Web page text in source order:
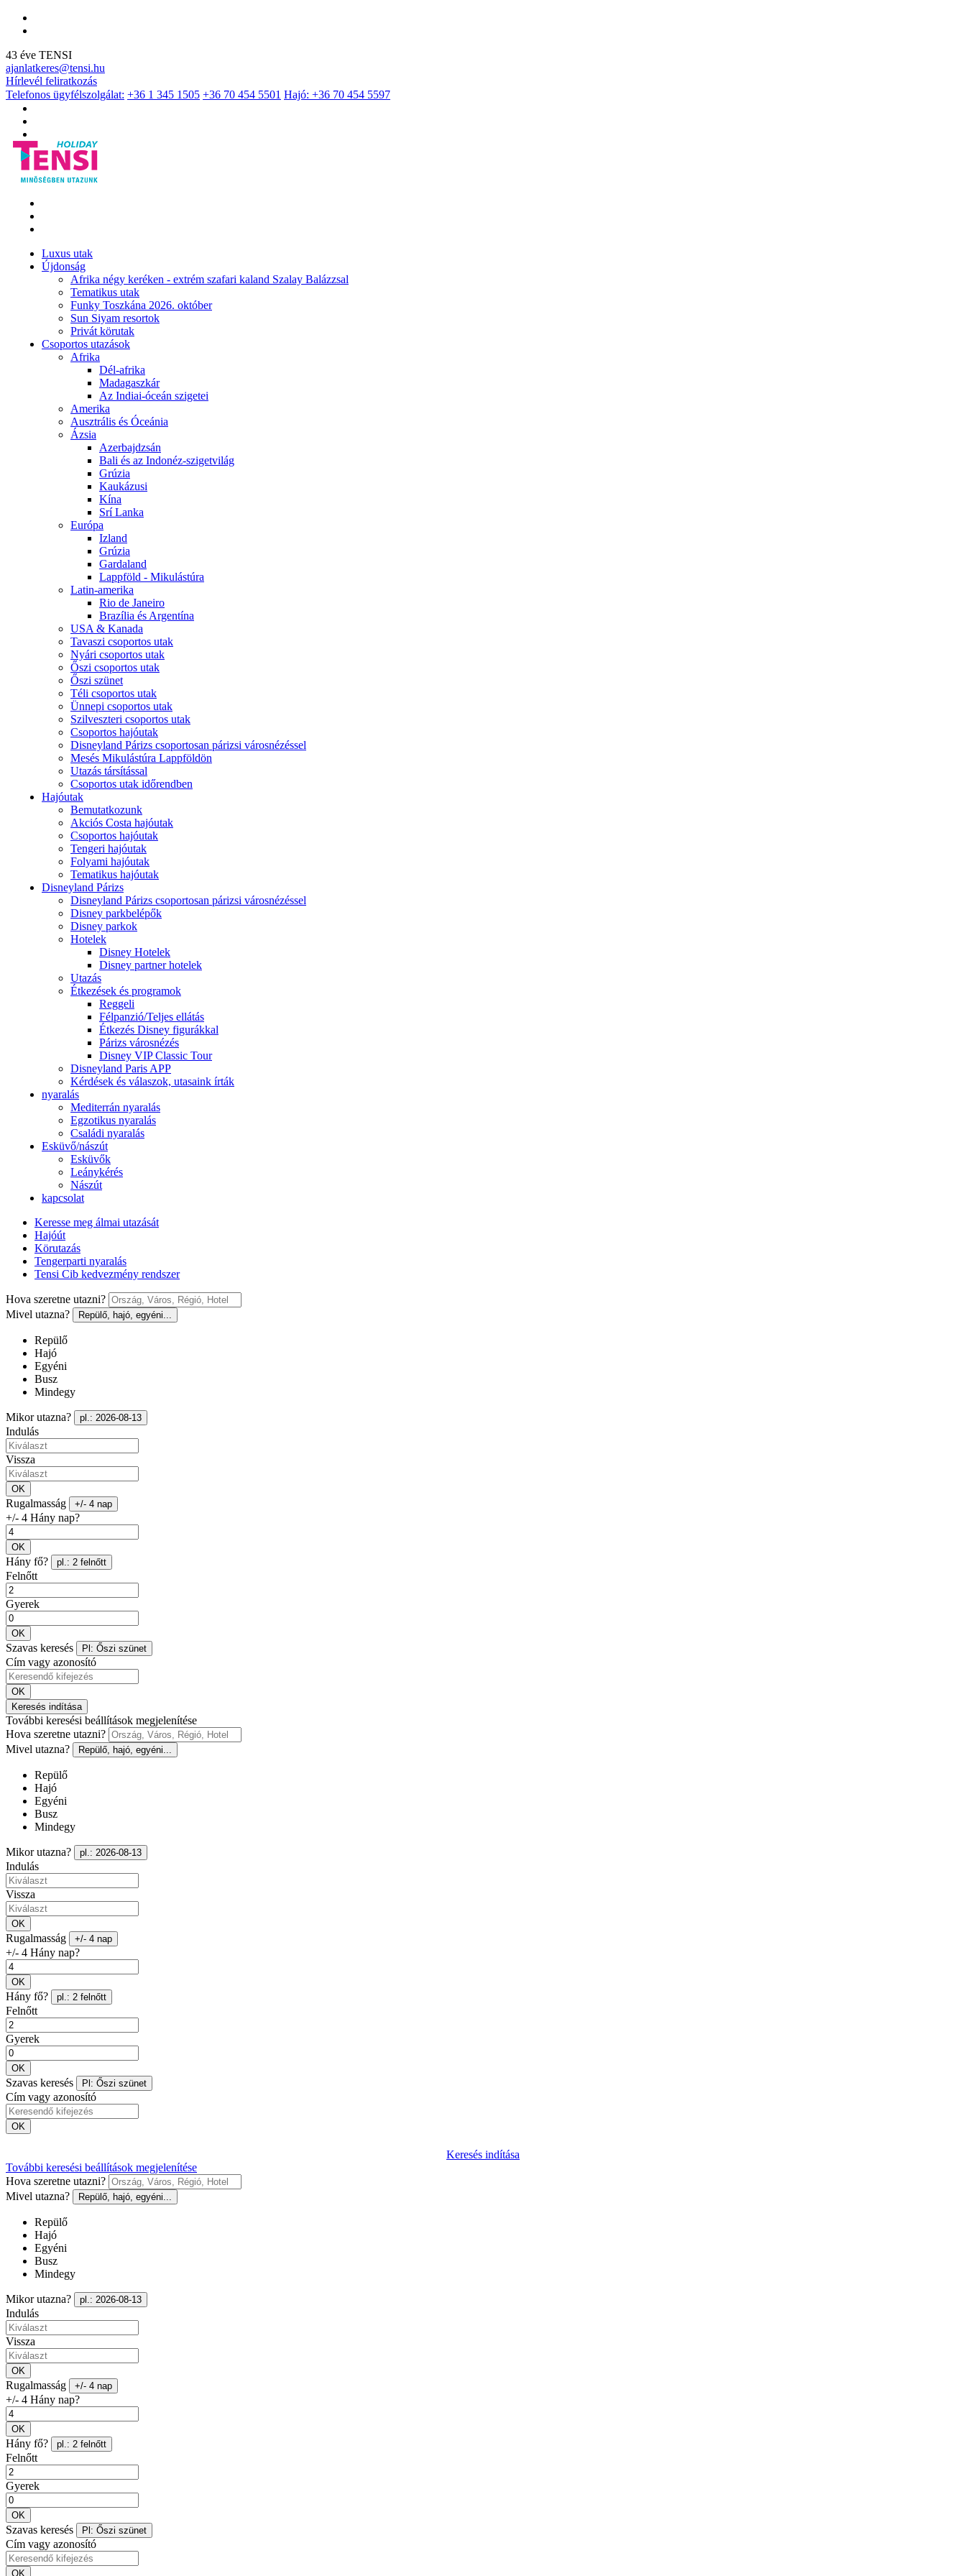
43 éve TENSI
ajanlatkeres@tensi.hu
Hírlevél feliratkozás
Telefonos ügyfélszolgálat: +36 1 345 1505 +36 70 454 5501 Hajó: +36 70 454 5597
Luxus utak
Újdonság
Afrika négy keréken - extrém szafari kaland Szalay Balázzsal
Tematikus utak
Funky Toszkána 2026. október
Sun Siyam resortok
Privát körutak
Csoportos utazások
Afrika
Dél-afrika
Madagaszkár
Az Indiai-óceán szigetei
Amerika
Ausztrális és Óceánia
Ázsia
Azerbajdzsán
Bali és az Indonéz-szigetvilág
Grúzia
Kaukázusi
Kína
Srí Lanka
Európa
Izland
Grúzia
Gardaland
Lappföld - Mikulástúra
Latin-amerika
Rio de Janeiro
Brazília és Argentína
USA & Kanada
Tavaszi csoportos utak
Nyári csoportos utak
Őszi csoportos utak
Őszi szünet
Téli csoportos utak
Ünnepi csoportos utak
Szilveszteri csoportos utak
Csoportos hajóutak
Disneyland Párizs csoportosan párizsi városnézéssel
Mesés Mikulástúra Lappföldön
Utazás társítással
Csoportos utak időrendben
Hajóutak
Bemutatkozunk
Akciós Costa hajóutak
Csoportos hajóutak
Tengeri hajóutak
Folyami hajóutak
Tematikus hajóutak
Disneyland Párizs
Disneyland Párizs csoportosan párizsi városnézéssel
Disney parkbelépők
Disney parkok
Hotelek
Disney Hotelek
Disney partner hotelek
Utazás
Étkezések és programok
Reggeli
Félpanzió/Teljes ellátás
Étkezés Disney figurákkal
Párizs városnézés
Disney VIP Classic Tour
Disneyland Paris APP
Kérdések és válaszok, utasaink írták
nyaralás
Mediterrán nyaralás
Egzotikus nyaralás
Családi nyaralás
Esküvő/nászút
Esküvők
Leánykérés
Nászút
kapcsolat
Keresse meg álmai utazását
Hajóút
Körutazás
Tengerparti nyaralás
Tensi Cib kedvezmény rendszer
Hova szeretne utazni?
Mivel utazna?
Repülő, hajó, egyéni...
Repülő
Hajó
Egyéni
Busz
Mindegy
Mikor utazna? pl.: 2026-08-13
Indulás
Vissza
OK
Rugalmasság +/- 4 nap
+/- 4 Hány nap?
OK
Hány fő? pl.: 2 felnőtt
Felnőtt
Gyerek
OK
Szavas keresés Pl: Őszi szünet
Cím vagy azonosító
OK
Keresés indítása
További keresési beállítások megjelenítése
Hova szeretne utazni?
Mivel utazna?
Repülő, hajó, egyéni...
Repülő
Hajó
Egyéni
Busz
Mindegy
Mikor utazna? pl.: 2026-08-13
Indulás
Vissza
OK
Rugalmasság +/- 4 nap
+/- 4 Hány nap?
OK
Hány fő? pl.: 2 felnőtt
Felnőtt
Gyerek
OK
Szavas keresés Pl: Őszi szünet
Cím vagy azonosító
OK
Keresés indítása
További keresési beállítások megjelenítése
Hova szeretne utazni?
Mivel utazna?
Repülő, hajó, egyéni...
Repülő
Hajó
Egyéni
Busz
Mindegy
Mikor utazna? pl.: 2026-08-13
Indulás
Vissza
OK
Rugalmasság +/- 4 nap
+/- 4 Hány nap?
OK
Hány fő? pl.: 2 felnőtt
Felnőtt
Gyerek
OK
Szavas keresés Pl: Őszi szünet
Cím vagy azonosító
OK